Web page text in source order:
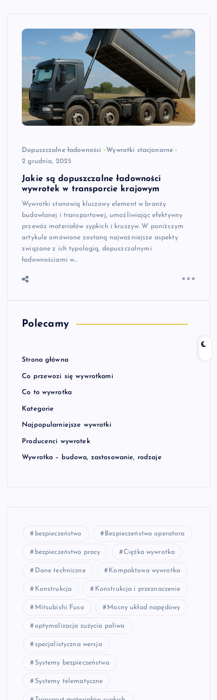
Dopuszczalne ładowności
Wywrotki stacjonarne
2 grudnia, 2025
Jakie są dopuszczalne ładowności
wywrotek w transporcie krajowym
Wywrotki stanowią kluczowy element w branży
budowlanej i transportowej, umożliwiając efektywny
przewóz materiałów sypkich i kruszyw. W poniższym
artykule omówione zostaną najważniejsze aspekty
związane z ich typologią, dopuszczalnymi
ładownościami w…
Polecamy
Strona główna
Co przewozi się wywrotkami
Co to wywrotka
Kategorie
Najpopularniejsze wywrotki
Producenci wywrotek
Wywrotka – budowa, zastosowanie, rodzaje
bezpieczeństwo Bezpieczeństwo operatora
bezpieczeństwo pracy Ciężka wywrotka
Dane techniczne Kompaktowa wywrotka
Konstrukcja Konstrukcja i przeznaczenie
Mitsubishi Fuso Mocny układ napędowy
optymalizacja zużycia paliwa
specjalistyczna wersja
Systemy bezpieczeństwa
Systemy telematyczne